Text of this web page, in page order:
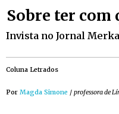
Sobre ter com
Invista no Jornal
Coluna Letrados
Por Magda Simone / professora de